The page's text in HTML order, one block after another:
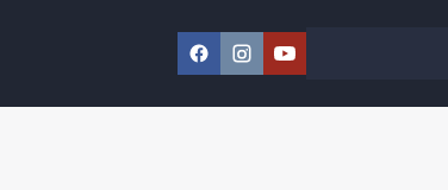
Facebook
Instagram
YouTube
Szukaj w serwisie